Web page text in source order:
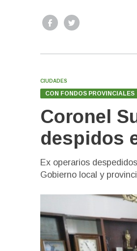
CIUDADES
CON FONDOS PROVINCIALES
Coronel
despidos
Ex operarios
Gobierno local y